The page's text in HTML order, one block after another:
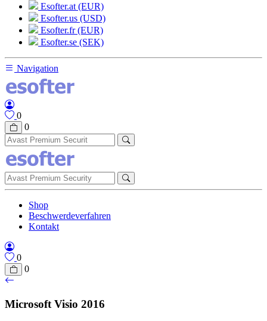
Esofter.at (EUR)
Esofter.us (USD)
Esofter.fr (EUR)
Esofter.se (SEK)
Navigation
0
0
Shop
Beschwerdeverfahren
Kontakt
0
0
Microsoft Visio 2016